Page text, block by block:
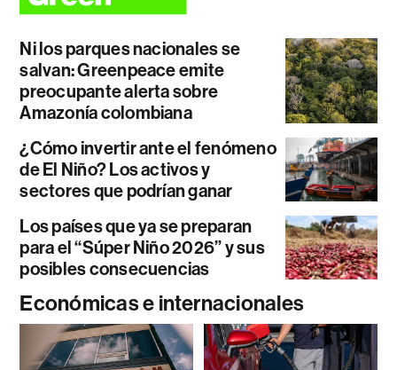
Ni los parques nacionales se
salvan: Greenpeace emite
preocupante alerta sobre
Amazonía colombiana
¿Cómo invertir ante el fenómeno
de El Niño? Los activos y
sectores que podrían ganar
Los países que ya se preparan
para el “Súper Niño 2026” y sus
posibles consecuencias
Económicas e internacionales